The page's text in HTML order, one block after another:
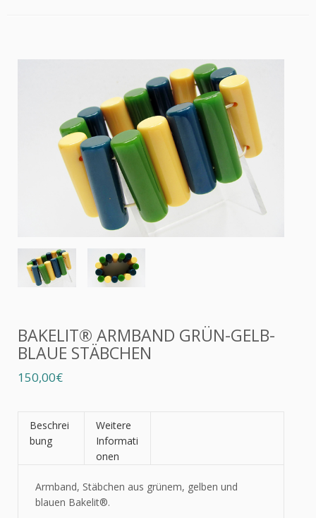
BAKELIT® ARMBAND GRÜN-GELB-
BLAUE STÄBCHEN
150,00€
Beschrei
bung
Weitere
Informati
onen
Armband, Stäbchen aus grünem, gelben und
blauen Bakelit®.